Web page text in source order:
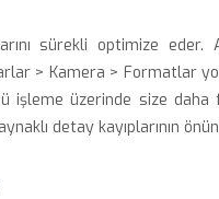
sürekli optimize eder.
> Kamera > Formatlar
işleme üzerinde size
detay kayıplarının